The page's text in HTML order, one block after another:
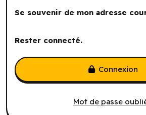
Se souvenir de mon adresse
Rester connecté.
Mot de passe
Connexion